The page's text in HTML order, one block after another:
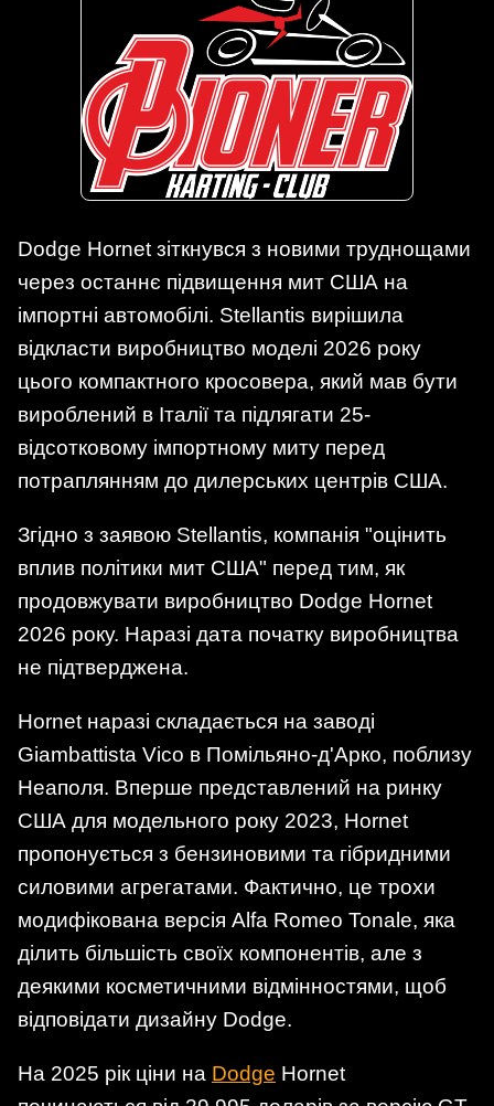
Dodge Hornet зіткнувся з новими труднощами
через останнє підвищення мит США на
імпортні автомобілі. Stellantis вирішила
відкласти виробництво моделі 2026 року
цього компактного кросовера, який мав бути
вироблений в Італії та підлягати 25-
відсотковому імпортному миту перед
потраплянням до дилерських центрів США.
Згідно з заявою Stellantis, компанія "оцінить
вплив політики мит США" перед тим, як
продовжувати виробництво Dodge Hornet
2026 року. Наразі дата початку виробництва
не підтверджена.
Hornet наразі складається на заводі
Giambattista Vico в Помільяно-д'Арко, поблизу
Неаполя. Вперше представлений на ринку
США для модельного року 2023, Hornet
пропонується з бензиновими та гібридними
силовими агрегатами. Фактично, це трохи
модифікована версія Alfa Romeo Tonale, яка
ділить більшість своїх компонентів, але з
деякими косметичними відмінностями, щоб
відповідати дизайну Dodge.
На 2025 рік ціни на Dodge Hornet